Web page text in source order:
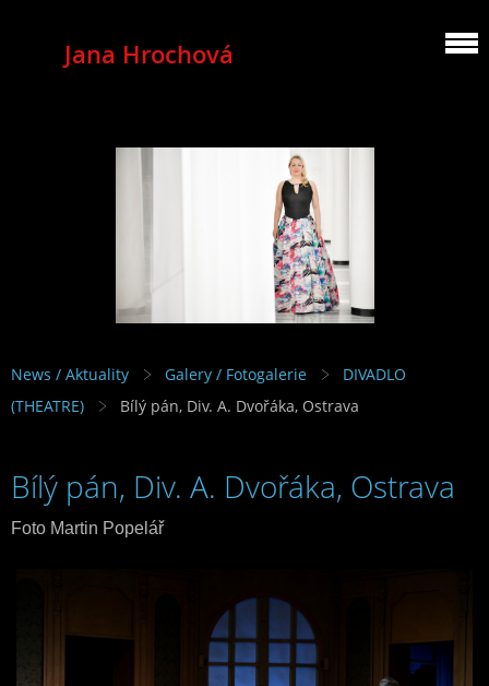
Jana Hrochová
MEZZOSOPRANO
News / Aktuality Galery / Fotogalerie
DIVADLO
(THEATRE)
Bílý pán, Div. A. Dvořáka, Ostrava
Bílý pán, Div. A. Dvořáka, Ostrava
Foto Martin Popelář